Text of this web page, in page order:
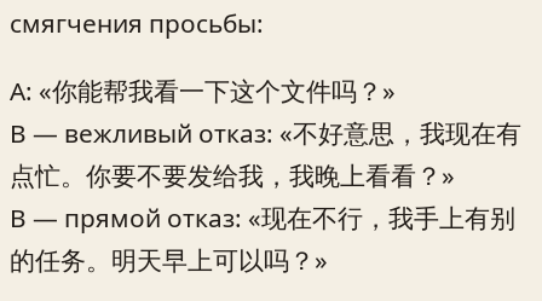
смягчения просьбы:
A: «你能帮我看一下这个文件吗？»
B — вежливый отказ: «不好意思，我现在有
点忙。你要不要发给我，我晚上看看？»
B — прямой отказ: «现在不行，我手上有别
的任务。明天早上可以吗？»